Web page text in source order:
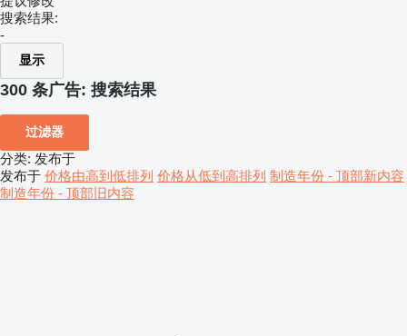
搜索结果:
-
显示
300 条广告: 搜索结果
过滤器
分类: 发布于
发布于 价格由高到低排列 价格从低到高排列 制造年份 - 顶部新内容
制造年份 - 顶部旧内容